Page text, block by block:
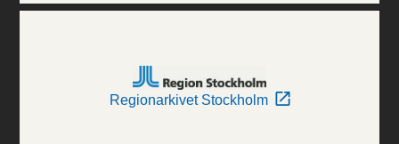
Regionarkivet Stockholm